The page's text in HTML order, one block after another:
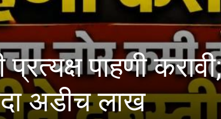
पाहणी करावी;
लाख